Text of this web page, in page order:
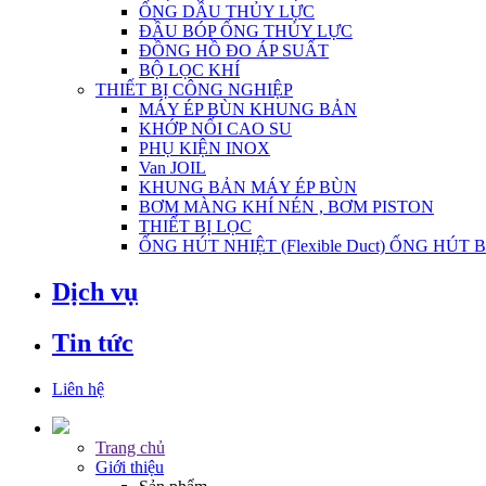
ỐNG DẦU THỦY LỰC
ĐẦU BÓP ỐNG THỦY LỰC
ĐỒNG HỒ ĐO ÁP SUẤT
BỘ LỌC KHÍ
THIẾT BỊ CÔNG NGHIỆP
MÁY ÉP BÙN KHUNG BẢN
KHỚP NỐI CAO SU
PHỤ KIỆN INOX
Van JOIL
KHUNG BẢN MÁY ÉP BÙN
BƠM MÀNG KHÍ NÉN , BƠM PISTON
THIẾT BỊ LỌC
ỐNG HÚT NHIỆT (Flexible Duct) ỐNG HÚT
Dịch vụ
Tin tức
Liên hệ
Trang chủ
Giới thiệu